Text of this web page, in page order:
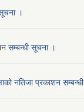
।
सम्बन्धी सूचना ।
नतिजा प्रकाशन